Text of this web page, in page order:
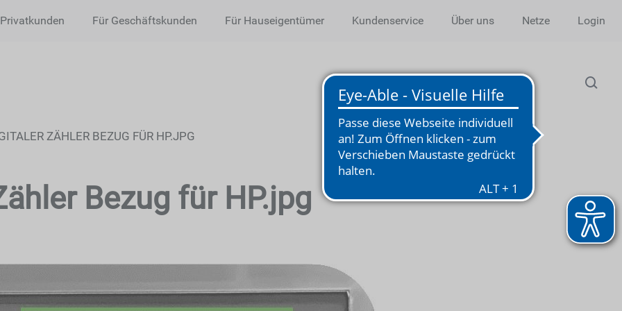
Für Geschäftskunden Für Hauseigentümer Kundenservice Über uns Netze Login
ZÄHLER BEZUG FÜR HP.JPG
Bezug für HP.jpg